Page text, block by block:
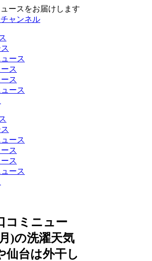
ースをお届けします
ャンネル
ース
ス
ス
ース
ース
ス
ス
ース
コミニュー
)の洗濯天気
台は外干し